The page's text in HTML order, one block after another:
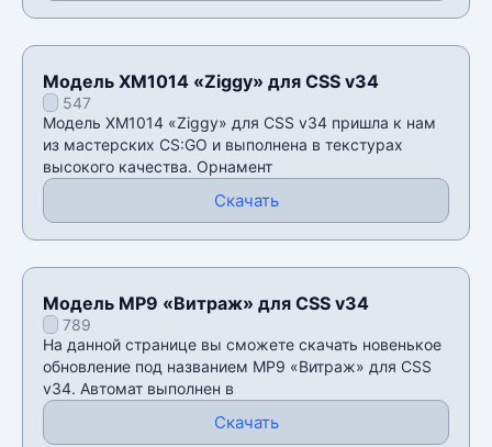
Модель XM1014 «Ziggy» для CSS v34
547
Модель XM1014 «Ziggy» для CSS v34 пришла к нам
из мастерских CS:GO и выполнена в текстурах
высокого качества. Орнамент
Скачать
Модель MP9 «Витраж» для CSS v34
789
На данной странице вы сможете скачать новенькое
обновление под названием MP9 «Витраж» для CSS
v34. Автомат выполнен в
Скачать